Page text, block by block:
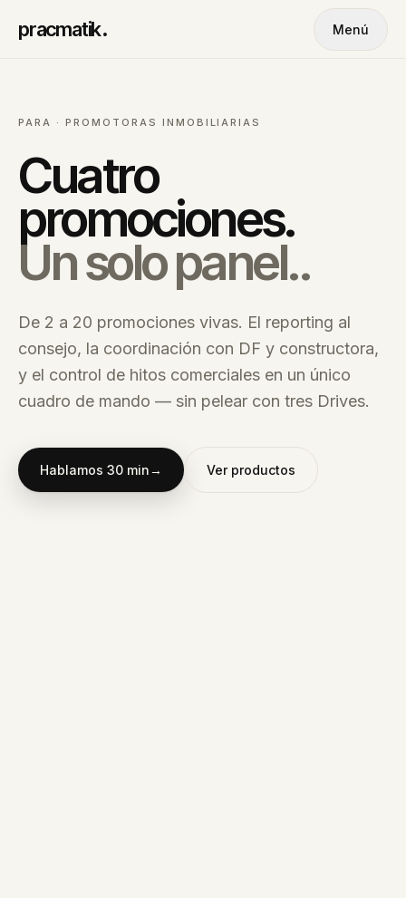
pracmatik. Menú
PARA · PROMOTORAS INMOBILIARIAS
Cuatro
promociones.
Un solo panel..
De 2 a 20 promociones vivas. El reporting al
consejo, la coordinación con DF y constructora,
y el control de hitos comerciales en un único
cuadro de mando — sin pelear con tres Drives.
Hablamos 30 min→ Ver productos